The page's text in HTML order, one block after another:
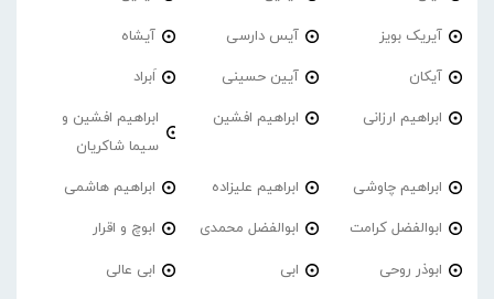
آیریک بویز آیس دارسی آیشاه
آیکان آیین حسینی اَبراد
ابراهیم ارزانی ابراهیم افشین
ابراهیم افشین و
سیما شاکریان
ابراهیم چاوشی ابراهیم علیزاده ابراهیم هاشمی
ابوالفضل کرامت ابوالفضل محمدی ابوچ و اقرار
ابوذر روحی ابی ابی عالی